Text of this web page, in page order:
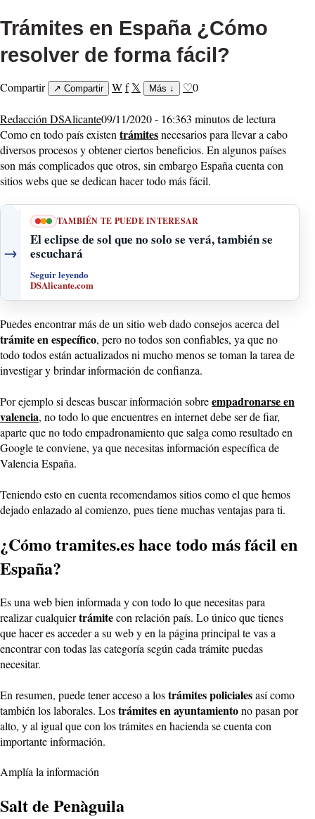
Trámites en España ¿Cómo
resolver de forma fácil?
Compartir ↗ Compartir Wf 𝕏 Más ↓ ♡0
Redacción DSAlicante09/11/2020 - 16:363 minutos de lectura
Como en todo país existentrámitesnecesarios para llevar a cabo
diversos procesos y obtener ciertos beneficios. En algunos países
son más complicados que otros, sin embargo España cuenta con
sitios webs que se dedican hacer todo más fácil.
→
TAMBIÉN TE PUEDE INTERESAR
El eclipse de sol que no solo se verá, también se
escuchará
Seguir leyendo
DSAlicante.com
Puedes encontrar más de un sitio web dado consejos acerca del
trámite en específico, pero no todos son confiables, ya que no
todo todos están actualizados ni mucho menos se toman la tarea de
investigar y brindar información de confianza.
Por ejemplo si deseas buscar información sobreempadronarse en
valencia, no todo lo que encuentres en internet debe ser de fiar,
aparte que no todo empadronamiento que salga como resultado en
Google te conviene, ya que necesitas información específica de
Valencia España.
Teniendo esto en cuenta recomendamos sitios como el que hemos
dejado enlazado al comienzo, pues tiene muchas ventajas para ti.
¿Cómo tramites.es hace todo más fácil en
España?
Es una web bien informada y con todo lo que necesitas para
realizar cualquiertrámitecon relación país. Lo único que tienes
que hacer es acceder a su web y en la página principal te vas a
encontrar con todas las categoría según cada trámite puedas
necesitar.
En resumen, puede tener acceso a lostrámites policialesasí como
también los laborales. Lostrámites en ayuntamientono pasan por
alto, y al igual que con los trámites en hacienda se cuenta con
importante información.
Amplía la información
Salt de Penàguila